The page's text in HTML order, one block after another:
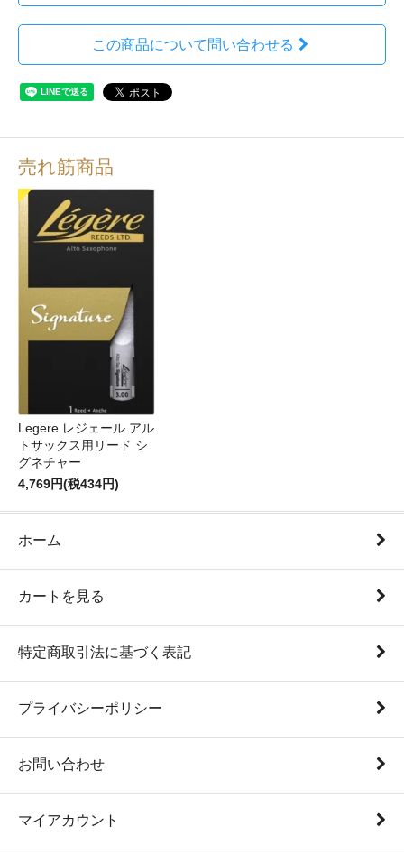
この商品について問い合わせる
売れ筋商品
Legere レジェール アル
トサックス用リード シ
グネチャー
4,769円(税434円)
ホーム
カートを見る
特定商取引法に基づく表記
プライバシーポリシー
お問い合わせ
マイアカウント